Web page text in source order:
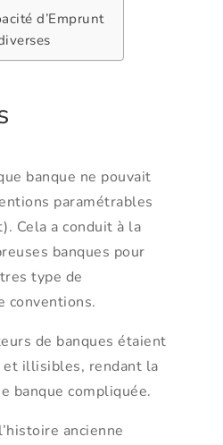
d’Emprunt
banque ne pouvait
paramétrables
Cela a conduit à la
banques pour
type de
conventions.
de banques étaient
et illisibles, rendant la
banque compliquée.
ancienne